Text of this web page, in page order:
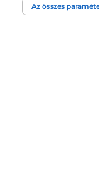
Tapéta
Az összes